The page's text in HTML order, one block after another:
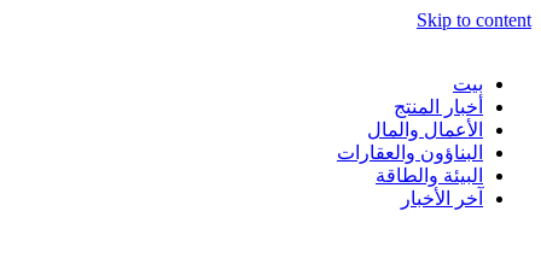
Skip to content
بيت
أخبار المنتج
الأعمال والمال
البناؤون والعقارات
البيئة والطاقة
آخر الأخبار